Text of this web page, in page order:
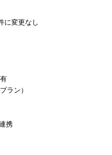
に変更なし
ラン）
携